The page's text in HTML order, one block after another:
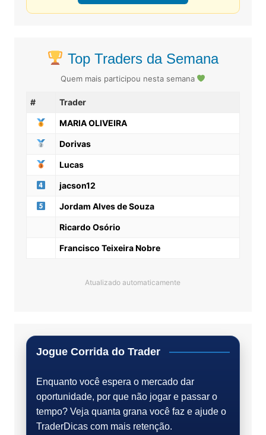
Top Traders da Semana
Quem mais participou nesta semana
# Trader
MARIA OLIVEIRA
Dorivas
Lucas
jacson12
Jordam Alves de Souza
Ricardo Osório
Francisco Teixeira Nobre
Atualizado automaticamente
Jogue Corrida do Trader
Enquanto você espera o mercado dar
oportunidade, por que não jogar e passar o
tempo? Veja quanta grana você faz e ajude o
TraderDicas com mais retenção.